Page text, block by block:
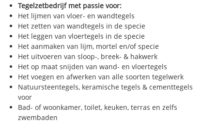
Tegelzetbedrijf met passie voor:
Het lijmen van vloer- en wandtegels
Het zetten van wandtegels in de specie
Het leggen van vloertegels in de specie
Het aanmaken van lijm, mortel en/of specie
Het uitvoeren van sloop-, breek- & hakwerk
Het op maat snijden van wand- en vloertegels
Het voegen en afwerken van alle soorten tegelwerk
Natuursteentegels, keramische tegels & cementtegels
voor
Bad- of woonkamer, toilet, keuken, terras en zelfs
zwembaden